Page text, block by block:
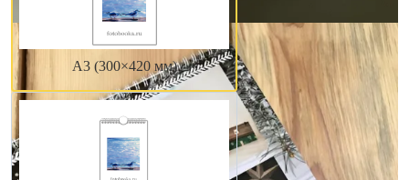
А3 (300×420 мм)